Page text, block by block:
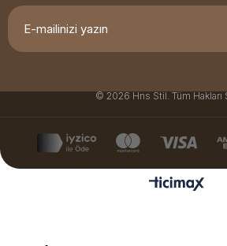
© 2026 Hns Stil. Tüm Hakları